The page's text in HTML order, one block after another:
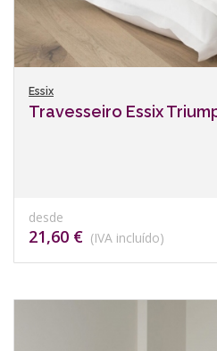
Essix
Travesseiro Essix
desde
21,60 € (IVA incluído)